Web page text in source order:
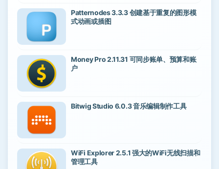
Patternodes 3.3.3 创建基于重复的图形模
式动画或插图
Money Pro 2.11.31 可同步账单、预算和账
户
Bitwig Studio 6.0.3 音乐编辑制作工具
WiFi Explorer 2.5.1 强大的WiFi无线扫描和
管理工具